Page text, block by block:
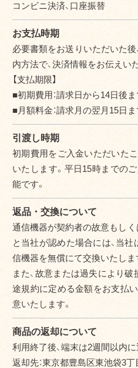
コンビニ決済、口座振替
お支払時期
必要書類をお送りいただいた後
内方法で、決済情報をお伝えい
【支払期限】
■初期費用：請求日から14日後
■月額料金：請求月の翌月15日
引渡し時期
初期費用をご入金いただいた
いたします。平日15時までの
能です。
返品・交換について
通信機器が契約者の故意もし
と当社が認めた場合には、当社
信機器を無償にて交換いたしま
また、故意または過失により破
途規約に定める金額をお支払
意いたします。
商品の返却について
利用終了後、端末は2週間以内に
返却先：東京都豊島区東池袋3